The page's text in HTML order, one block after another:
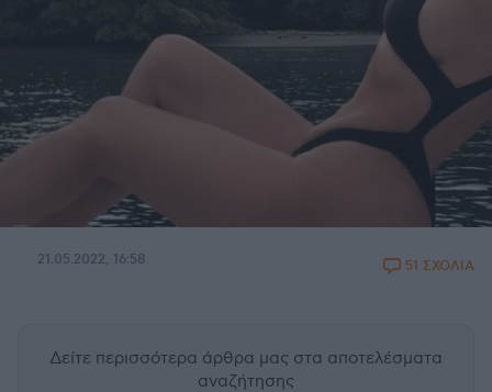
21.05.2022, 16:58 51 ΣΧΟΛΙΑ
Δείτε περισσότερα άρθρα μας στα αποτελέσματα
αναζήτησης